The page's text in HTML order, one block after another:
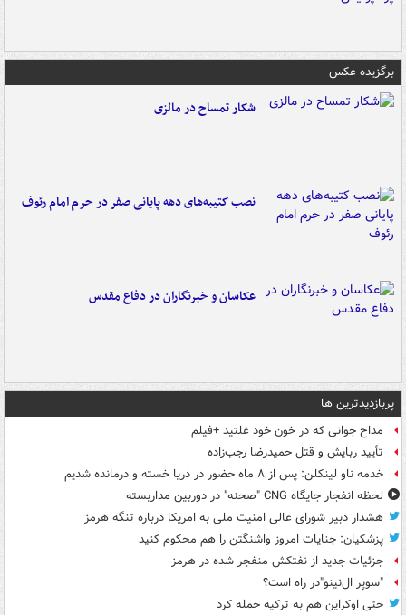
برگزیده عکس
شکار تمساح در مالزی
نصب کتیبه‌های دهه پایانی صفر در حرم امام رئوف
عکاسان و خبرنگاران در دفاع مقدس
پربازدیدترین ها
مداح جوانی که در خون خود غلتید +فیلم
تأیید ربایش و قتل حمیدرضا رجب‌زاده
خدمه ناو لینکلن: پس از ۸ ماه حضور در دریا خسته و درمانده‌ شدیم
لحظه انفجار جایگاه CNG "صحنه" در دوربین مداربسته
هشدار دبیر شورای عالی امنیت ملی به امریکا درباره تنگه هرمز
پزشکیان: جنایات امروز واشنگتن را هم محکوم کنید
جزئیات جدید از نفتکش منفجر شده در هرمز
"سوپر ال‌نینو"در راه است؟
حتی اوکراین هم به ترکیه حمله کرد